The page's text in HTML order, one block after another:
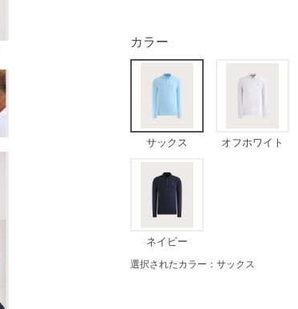
カラー
サックス オフホワイト
ネイビー
選択されたカラー：サックス